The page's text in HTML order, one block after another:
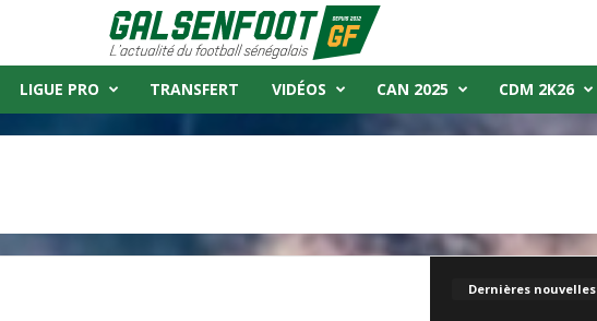
LIGUE PRO TRANSFERT VIDÉOS CAN 2025 CDM 2K26
Dernières nouvelles